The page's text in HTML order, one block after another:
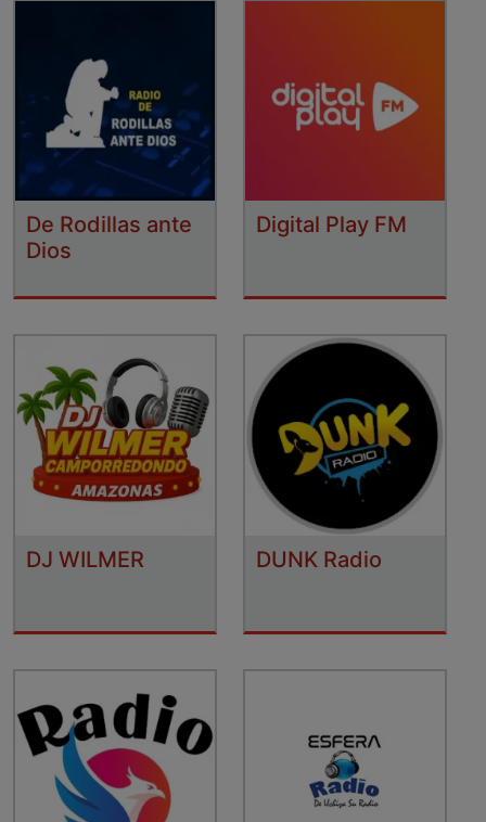
De Rodillas ante
Dios
Digital Play FM
DJ WILMER DUNK Radio